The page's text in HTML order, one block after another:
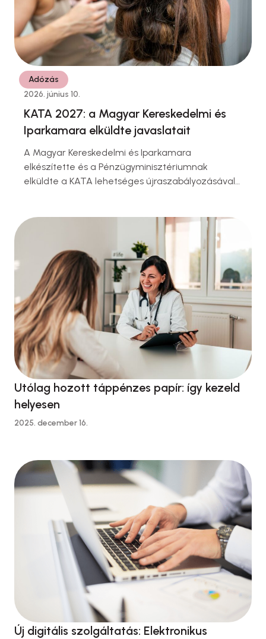
Adózás
2026. június 10.
KATA 2027: a Magyar Kereskedelmi és
Iparkamara elküldte javaslatait
A Magyar Kereskedelmi és Iparkamara
elkészítette és a Pénzügyminisztériumnak
elküldte a KATA lehetséges újraszabályozásával
történetét, azonosítja a korábbi visszaélési
kockázatokat, és öt lehetséges szabályozási
alternatívát vázol fel a döntéshozók számára.
Miért volt szükség a 2022-es szigorításra, és miért
nem volt elegendő? A KATA 2013-ban …
Utólag hozott táppénzes papír: így kezeld
helyesen
2025. december 16.
Új digitális szolgáltatás: Elektronikus